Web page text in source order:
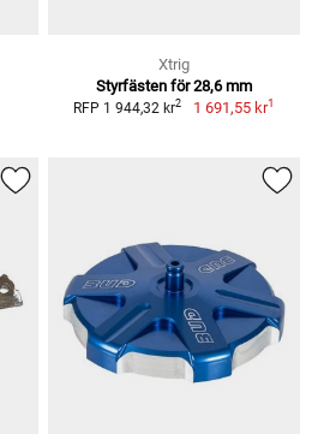
Xtrig
Styrfästen för 28,6 mm
RFP 1 944,32 kr2 1 691,55 kr1